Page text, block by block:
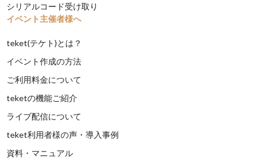
シリアルコード受け取り
イベント主催者様へ
teket(テケト)とは？
イベント作成の方法
ご利用料金について
teketの機能ご紹介
ライブ配信について
teket利用者様の声・導入事例
資料・マニュアル